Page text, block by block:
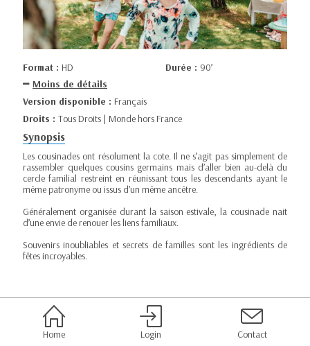
Format : HD Durée : 90’
Moins de détails
Version disponible : Français
Droits : Tous Droits | Monde hors France
Synopsis
Les cousinades ont résolument la cote. Il ne s’agit pas simplement de
rassembler quelques cousins germains mais d’aller bien au-delà du
cercle familial restreint en réunissant tous les descendants ayant le
même patronyme ou issus d’un même ancêtre.
Généralement organisée durant la saison estivale, la cousinade nait
d’une envie de renouer les liens familiaux.
Souvenirs inoubliables et secrets de familles sont les ingrédients de
fêtes incroyables.
Home Login Contact